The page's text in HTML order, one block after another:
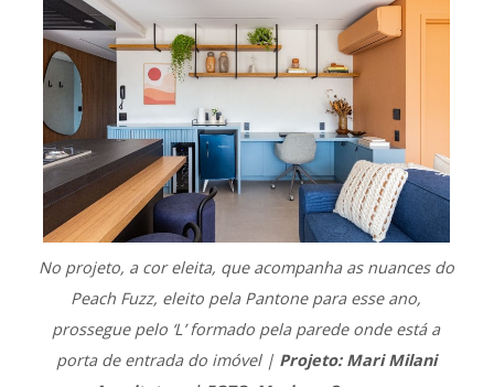
No projeto, a cor eleita, que acompanha as nuances do
Peach Fuzz, eleito pela Pantone para esse ano,
prossegue pelo ‘L’ formado pela parede onde está a
porta de entrada do imóvel | Projeto: Mari Milani